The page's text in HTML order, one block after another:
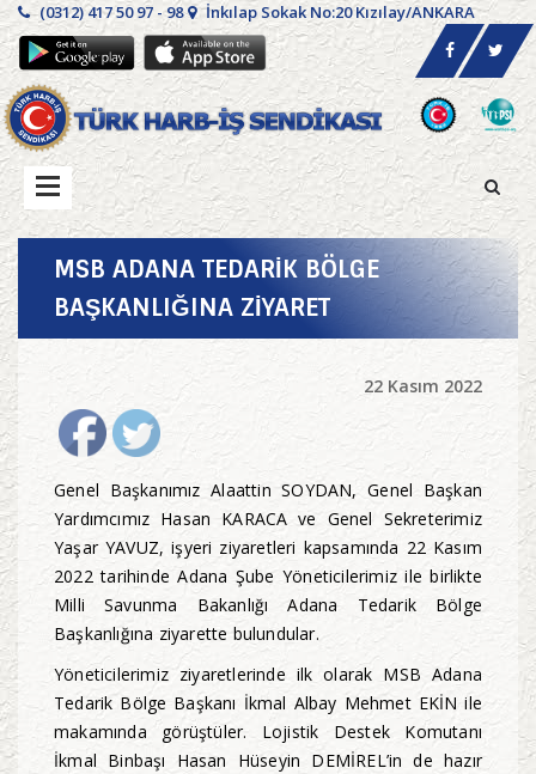
(0312) 417 50 97 - 98 İnkılap Sokak No:20 Kızılay/ANKARA
MSB ADANA TEDARİK BÖLGE
BAŞKANLIĞINA ZİYARET
22 Kasım 2022
Genel Başkanımız Alaattin SOYDAN, Genel Başkan
Yardımcımız Hasan KARACA ve Genel Sekreterimiz
Yaşar YAVUZ, işyeri ziyaretleri kapsamında 22 Kasım
2022 tarihinde Adana Şube Yöneticilerimiz ile birlikte
Milli Savunma Bakanlığı Adana Tedarik Bölge
Başkanlığına ziyarette bulundular.
Yöneticilerimiz ziyaretlerinde ilk olarak MSB Adana
Tedarik Bölge Başkanı İkmal Albay Mehmet EKİN ile
makamında görüştüler. Lojistik Destek Komutanı
İkmal Binbaşı Hasan Hüseyin DEMİREL’in de hazır